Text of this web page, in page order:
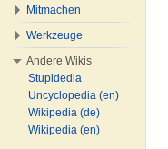
Mitmachen
Werkzeuge
Andere Wikis
Stupidedia
Uncyclopedia (en)
Wikipedia (de)
Wikipedia (en)